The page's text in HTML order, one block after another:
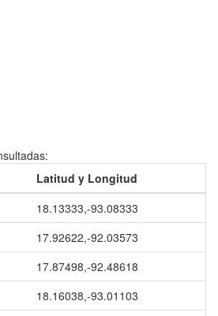
Latitud y Longitud
18.13333,-93.08333
17.92622,-92.03573
17.87498,-92.48618
18.16038,-93.01103